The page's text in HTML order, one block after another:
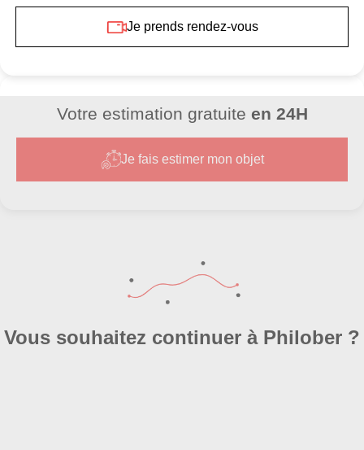
Je prends rendez-vous
Votre estimation gratuite en 24H
Je fais estimer mon objet
Vous souhaitez continuer à Philober ?